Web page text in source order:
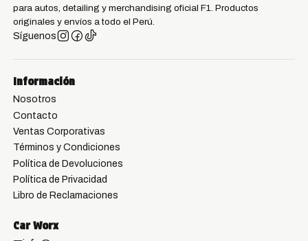
para autos, detailing y merchandising oficial F1. Productos
originales y envíos a todo el Perú.
Síguenos
Información
Nosotros
Contacto
Ventas Corporativas
Términos y Condiciones
Política de Devoluciones
Política de Privacidad
Libro de Reclamaciones
Car Worx